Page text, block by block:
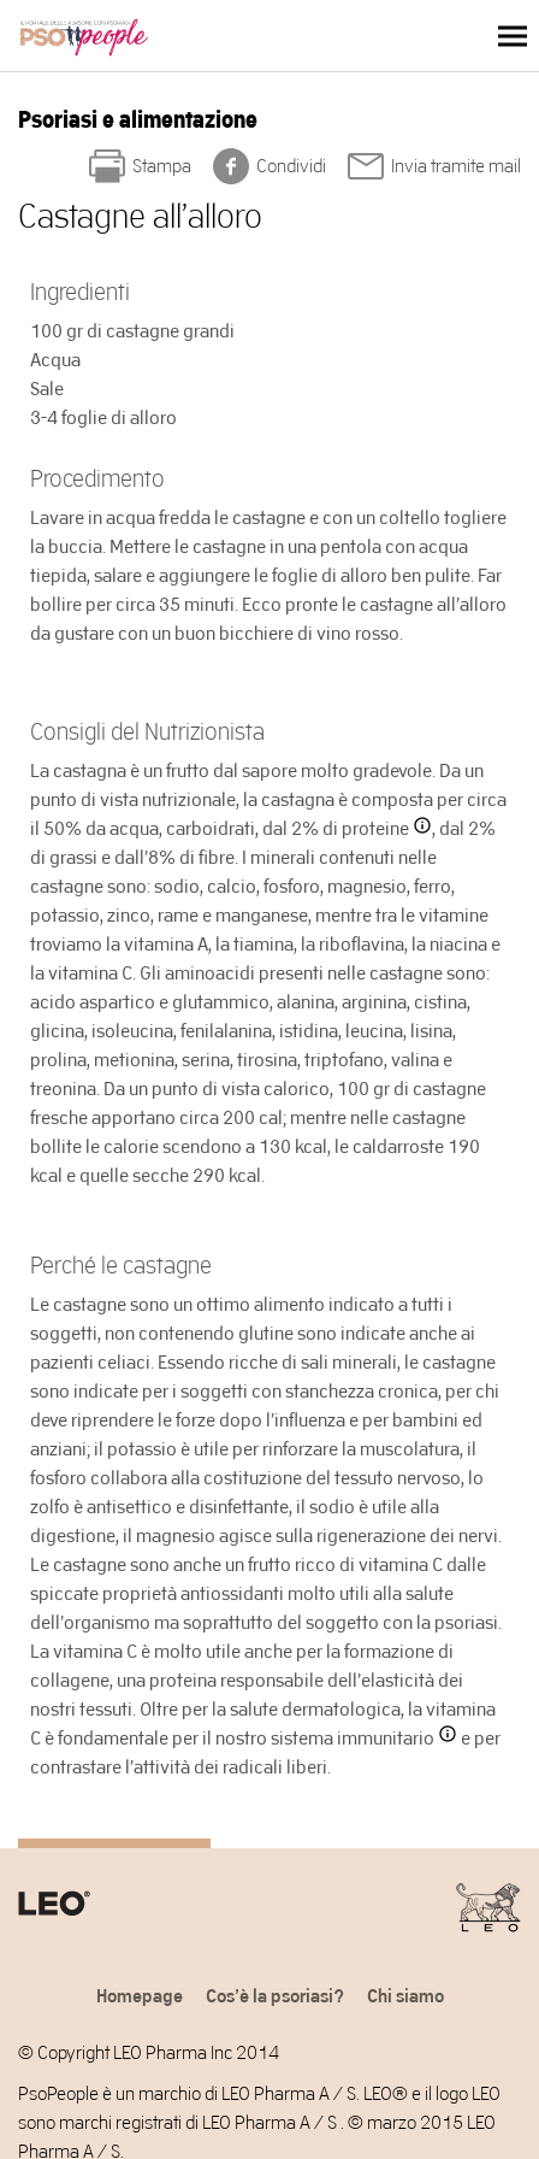
content
Psoriasi e alimentazione
Stampa Condividi Invia tramite mail
Castagne all’alloro
Ingredienti
100 gr di castagne grandi
Acqua
Sale
3-4 foglie di alloro
Procedimento
Lavare in acqua fredda le castagne e con un coltello togliere
la buccia. Mettere le castagne in una pentola con acqua
tiepida, salare e aggiungere le foglie di alloro ben pulite. Far
bollire per circa 35 minuti. Ecco pronte le castagne all’alloro
da gustare con un buon bicchiere di vino rosso.
Consigli del Nutrizionista
La castagna è un frutto dal sapore molto gradevole. Da un
punto di vista nutrizionale, la castagna è composta per circa
il 50% da acqua, carboidrati, dal 2% di proteine
, dal 2%
di grassi e dall’8% di fibre. I minerali contenuti nelle
castagne sono: sodio, calcio, fosforo, magnesio, ferro,
potassio, zinco, rame e manganese, mentre tra le vitamine
troviamo la vitamina A, la tiamina, la riboflavina, la niacina e
la vitamina C. Gli aminoacidi presenti nelle castagne sono:
acido aspartico e glutammico, alanina, arginina, cistina,
glicina, isoleucina, fenilalanina, istidina, leucina, lisina,
prolina, metionina, serina, tirosina, triptofano, valina e
treonina. Da un punto di vista calorico, 100 gr di castagne
fresche apportano circa 200 cal; mentre nelle castagne
bollite le calorie scendono a 130 kcal, le caldarroste 190
kcal e quelle secche 290 kcal.
Perché le castagne
Le castagne sono un ottimo alimento indicato a tutti i
soggetti, non contenendo glutine sono indicate anche ai
pazienti celiaci. Essendo ricche di sali minerali, le castagne
sono indicate per i soggetti con stanchezza cronica, per chi
deve riprendere le forze dopo l’influenza e per bambini ed
anziani; il potassio è utile per rinforzare la muscolatura, il
fosforo collabora alla costituzione del tessuto nervoso, lo
zolfo è antisettico e disinfettante, il sodio è utile alla
digestione, il magnesio agisce sulla rigenerazione dei nervi.
Le castagne sono anche un frutto ricco di vitamina C dalle
spiccate proprietà antiossidanti molto utili alla salute
dell’organismo ma soprattutto del soggetto con la psoriasi.
La vitamina C è molto utile anche per la formazione di
collagene, una proteina responsabile dell’elasticità dei
nostri tessuti. Oltre per la salute dermatologica, la vitamina
C è fondamentale per il nostro sistema immunitario
e per
contrastare l’attività dei radicali liberi.
Homepage Cos’è la psoriasi? Chi siamo
© Copyright LEO Pharma Inc 2014
PsoPeople è un marchio di LEO Pharma A / S. LEO® e il logo LEO
sono marchi registrati di LEO Pharma A / S . © marzo 2015 LEO
Pharma A / S.